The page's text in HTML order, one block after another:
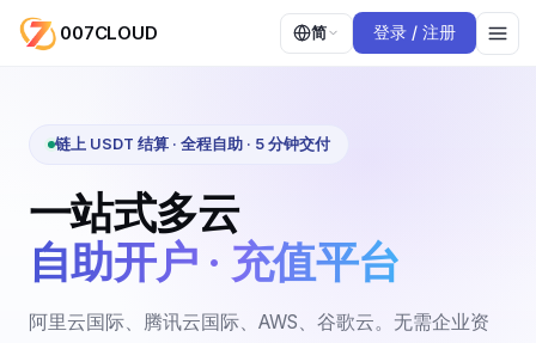
007CLOUD 简 登录 / 注册
链上 USDT 结算 · 全程自助 · 5 分钟交付
一站式多云
自助开户 · 充值平台
阿里云国际、腾讯云国际、AWS、谷歌云。无需企业资